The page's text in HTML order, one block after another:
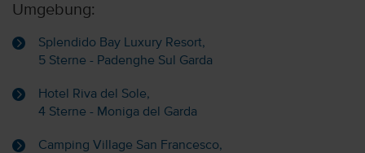
Umgebung:
Splendido Bay Luxury Resort,
5 Sterne - Padenghe Sul Garda
Hotel Riva del Sole,
4 Sterne - Moniga del Garda
Camping Village San Francesco,